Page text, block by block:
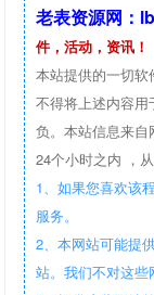
老表资源网：
件，活动，资讯！
本站提供的一切软
不得将上述内容
负。本站信息来
24个小时之内 ，
1、如果您喜欢该
服务。
2、本网站可能提
站。我们不对这些